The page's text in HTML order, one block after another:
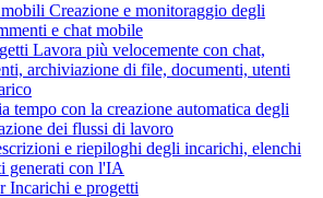
Creazione e monitoraggio degli
e chat mobile
Lavora più velocemente con chat,
archiviazione di file, documenti, utenti
tempo con la creazione automatica degli
dei flussi di lavoro
e riepiloghi degli incarichi, elenchi
generati con l'IA
Incarichi e progetti